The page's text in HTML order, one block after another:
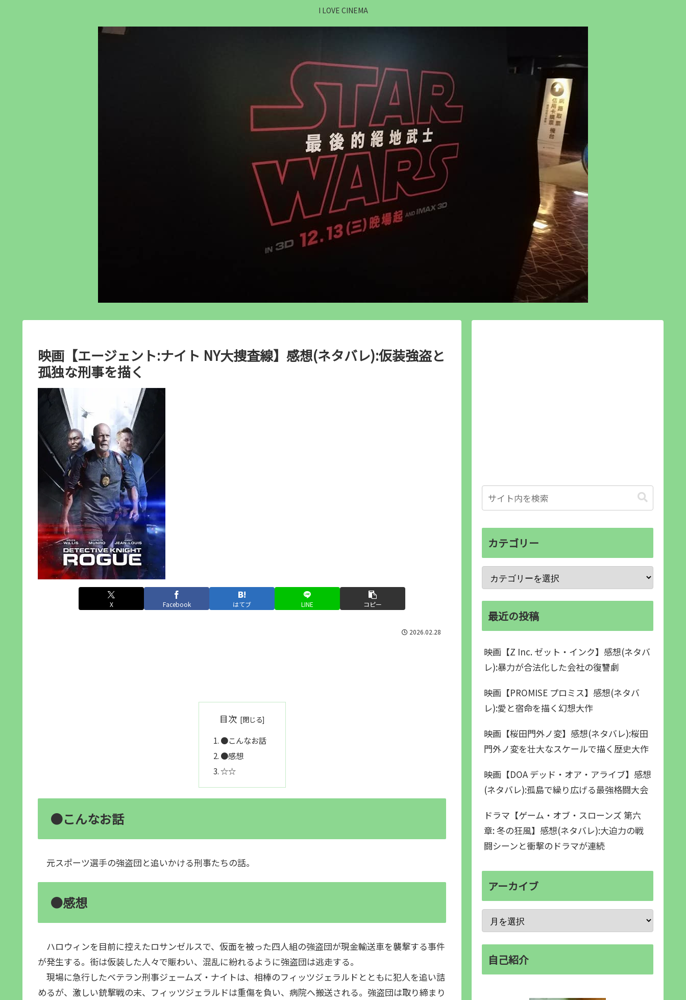
I LOVE CINEMA
映画【エージェント:ナイト NY大捜査線】感想(ネタバレ):仮装強盗と
孤独な刑事を描く
X Facebook はてブ LINE コピー
2026.02.28
目次
●こんなお話
●感想
☆☆
●こんなお話
元スポーツ選手の強盗団と追いかける刑事たちの話。
●感想
ハロウィンを目前に控えたロサンゼルスで、仮面を被った四人組の強盗団が現金輸送車を襲撃する事件
が発生する。街は仮装した人々で賑わい、混乱に紛れるように強盗団は逃走する。
現場に急行したベテラン刑事ジェームズ・ナイトは、相棒のフィッツジェラルドとともに犯人を追い詰
めるが、激しい銃撃戦の末、フィッツジェラルドは重傷を負い、病院へ搬送される。強盗団は取り締まり
カテゴリー
最近の投稿
映画【Z Inc. ゼット・インク】感想(ネタバ
レ):暴力が合法化した会社の復讐劇
映画【PROMISE プロミス】感想(ネタバ
レ):愛と宿命を描く幻想大作
映画【桜田門外ノ変】感想(ネタバレ):桜田
門外ノ変を壮大なスケールで描く歴史大作
映画【DOA デッド・オア・アライブ】感想
(ネタバレ):孤島で繰り広げる最強格闘大会
ドラマ【ゲーム・オブ・スローンズ 第六
章: 冬の狂風】感想(ネタバレ):大迫力の戦
闘シーンと衝撃のドラマが連続
アーカイブ
自己紹介